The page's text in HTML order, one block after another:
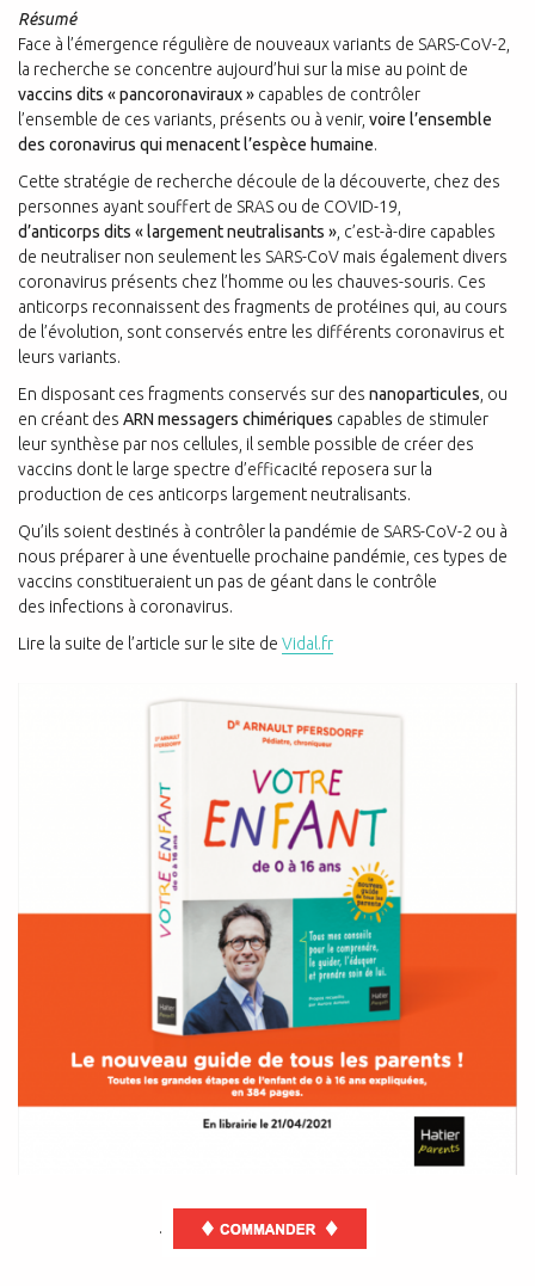
Résumé
Face à l’émergence régulière de nouveaux variants de SARS-CoV-2,
la recherche se concentre aujourd’hui sur la mise au point de
vaccins dits « pancoronaviraux » capables de contrôler
l’ensemble de ces variants, présents ou à venir, voire l’ensemble
des coronavirus qui menacent l’espèce humaine.
Cette stratégie de recherche découle de la découverte, chez des
personnes ayant souffert de SRAS ou de COVID-19,
d’anticorps dits « largement neutralisants », c’est-à-dire capables
de neutraliser non seulement les SARS-CoV mais également divers
coronavirus présents chez l’homme ou les chauves-souris. Ces
anticorps reconnaissent des fragments de protéines qui, au cours
de l’évolution, sont conservés entre les différents coronavirus et
leurs variants.
En disposant ces fragments conservés sur des nanoparticules, ou
en créant des ARN messagers chimériques capables de stimuler
leur synthèse par nos cellules, il semble possible de créer des
vaccins dont le large spectre d’efficacité reposera sur la
production de ces anticorps largement neutralisants.
Qu’ils soient destinés à contrôler la pandémie de SARS-CoV-2 ou à
nous préparer à une éventuelle prochaine pandémie, ces types de
vaccins constitueraient un pas de géant dans le contrôle
des infections à coronavirus.
Lire la suite de l’article sur le site de Vidal.fr
.